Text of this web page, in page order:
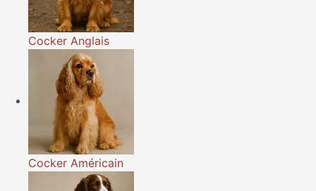
Cocker Anglais
Cocker Américain